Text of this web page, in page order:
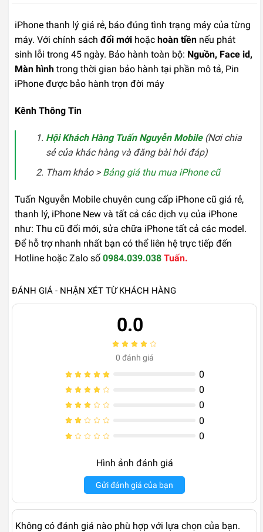
iPhone thanh lý giá rẻ, báo đúng tình trạng máy của từng
máy. Với chính sách đổi mới hoặc hoàn tiền nếu phát
sinh lỗi trong 45 ngày. Bảo hành toàn bộ: Nguồn, Face id,
Màn hình trong thời gian bảo hành tại phần mô tả, Pin
iPhone được bảo hành trọn đời máy
Kênh Thông Tin
Hội Khách Hàng Tuấn Nguyễn Mobile(Nơi chia
sẻ của khác hàng và đăng bài hỏi đáp)
Tham khảo > Bảng giá thu mua iPhone cũ
Tuấn Nguyễn Mobile chuyên cung cấp iPhone cũ giá rẻ,
thanh lý, iPhone New và tất cả các dịch vụ của iPhone
như: Thu cũ đổi mới, sửa chữa iPhone tất cả các model.
Để hỗ trợ nhanh nhất bạn có thể liên hệ trực tiếp đến
Hotline hoặc Zalo số 0984.039.038 Tuấn.
ĐÁNH GIÁ - NHẬN XÉT TỪ KHÁCH HÀNG
0.0
0 đánh giá
0
0
0
0
0
Hình ảnh đánh giá
Gửi đánh giá của bạn
Không có đánh giá nào phù hợp với lựa chọn của bạn.